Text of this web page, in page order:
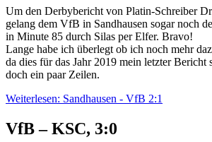
Um den Derbybericht von Platin-Schreiber
gelang dem VfB in Sandhausen sogar noch
in Minute 85 durch Silas per Elfer. Bravo!
Lange habe ich überlegt ob ich noch mehr
da dies für das Jahr 2019 mein letzter Bericht
doch ein paar Zeilen.
Weiterlesen: Sandhausen - VfB 2:1
VfB – KSC, 3:0